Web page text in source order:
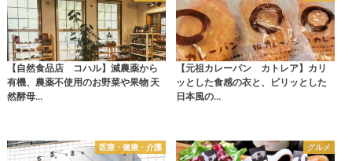
【自然食品店 コハル】減農薬から
有機、農薬不使用のお野菜や果物 天
然酵母…
【元祖カレーパン カトレア】カリ
ッとした食感の衣と、ピリッとした
日本風の…
医療・健康・介護 グルメ